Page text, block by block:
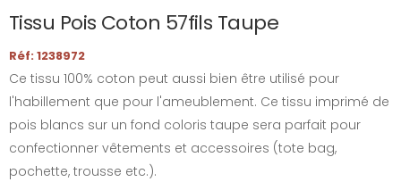
Tissu Pois Coton 57fils Taupe
Réf: 1238972
Ce tissu 100% coton peut aussi bien être utilisé pour
l'habillement que pour l'ameublement. Ce tissu imprimé de
pois blancs sur un fond coloris taupe sera parfait pour
confectionner vêtements et accessoires (tote bag,
pochette, trousse etc.).